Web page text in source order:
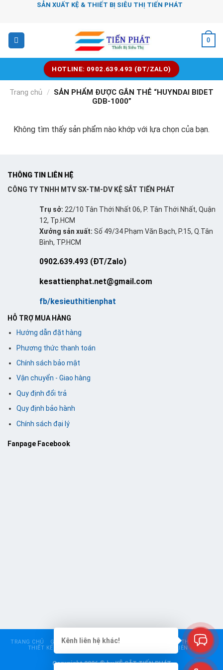
nội
dung
SẢN XUẤT KỆ & THIẾT BỊ SIÊU THỊ TIẾN PHÁT
0
HOTLINE: 0902.639.493 (ĐT/ZALO)
Trang chủ / SẢN PHẨM ĐƯỢC GẮN THẺ “HUYNDAI BIDET
GDB-1000”
Không tìm thấy sản phẩm nào khớp với lựa chọn của bạn.
THÔNG TIN LIÊN HỆ
CÔNG TY TNHH MTV SX-TM-DV KỆ SẮT TIẾN PHÁT
Trụ sở: 22/10 Tân Thới Nhất 06, P. Tân Thới Nhất, Quận
12, Tp.HCM
Xưởng sản xuất: Số 49/34 Phạm Văn Bạch, P.15, Q.Tân
Bình, TP.HCM
0902.639.493 (ĐT/Zalo)
kesattienphat.net@gmail.com
fb/kesieuthitienphat
HỖ TRỢ MUA HÀNG
Hướng dẫn đặt hàng
Phương thức thanh toán
Chính sách bảo mật
Vận chuyển - Giao hàng
Quy định đổi trả
Quy định bảo hành
Chính sách đại lý
Fanpage Facebook
TRANG CHỦ GIỚI THIỆU KỆ SIÊU THỊ
KỆ THÉP V LỖ
THIẾT KẾ – CHO THUÊ KỆ
LIÊN HỆ
Copyright 2026 © by KỆ SẮT TIẾN PHÁT
Kênh liên hệ khác!